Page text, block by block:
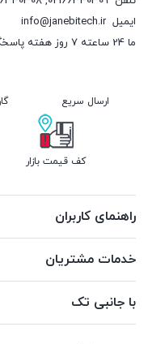
ایمیلinfo@janebitech.ir
ما 24 ساعته 7 روز هفته پاسخگوی شما هستیم.
ارسال سریع
کف قیمت بازار
راهنمای کاربران
خدمات مشتریان
با جانبی تک